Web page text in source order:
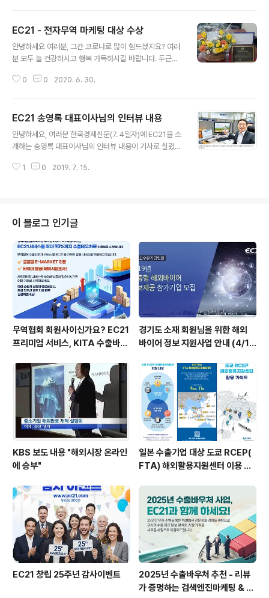
상운송시장에서 거래되고 있는 다양한 운임을 바로 보고
취사선택해 직접 선적예약과 운송계약을 체결할 수 있는
플랫폼이라고 해요. 자세한 내용은 방금 뜬 따끈한 기사를
1과 상호협력 ‘맞손’ 기사 원문보기 클릭
EC21 - 전자무역 마케팅 대상 수상
안녕하세요 여러분, 그간 코로나로 많이 힘드셨지요? 여러
분 모두 늘 건강하시고 행복 가득하시길 바랍니다. 두근두
케팅 대상’을 수상하였습니다. (2020.06.29)지난 20년
전자무역을 대표하는 국내 최고권위의 학회로서 국내 무역
마케팅 업체 전체를 대상으로 지난 20년간의 실적을 평가
하여 EC21을 대상 업체로 선정하였다고 합니다. 항상 EC
늘 감사를 드립니다. 어려운 코로나 시대, 온라인 무역은 E
0 0 2020. 6. 30.
EC21 송영록 대표이사님의 인터뷰 내용
안녕하세요, 여러분 한국경제신문(7. 4일자)에 EC21을 소
개하는 송영록 대표이사님의 인터뷰 내용이 기사로 실렸습
이오니 평소 EC21에 대해 궁금하셨다면꼭꼭 읽어보세요 ^
트 운영, 온오프라인 무역 지원, 뉴미디어마케팅, 글로벌 네
트워크를 통한 바이어 검증 등 다양한 사업을 하고 있다.....
(계속) 생동감 넘치는 상세 기사 및 이미지사진은 아래 링
크 클릭 후 확인하세요 ~!링크 : https://www.hankyun
g.com/economy/article/20190704..
1 0 2019. 7. 15.
이 블로그 인기글
무역협회 회원사이신가요? EC21
프리미엄 서비스, KITA 수출바우
경기도 소재 회원님을 위한 해외
바이어 정보 지원사업 안내 (4/19
KBS 보도 내용 "해외시장 온라인
에 승부"
일본 수출기업 대상 도쿄 RCEP(
FTA) 해외활용지원센터 이용 안
EC21 창립 25주년 감사이벤트
2025년 수출바우처 추천 - 리뷰
가 증명하는 검색엔진마케팅 & B